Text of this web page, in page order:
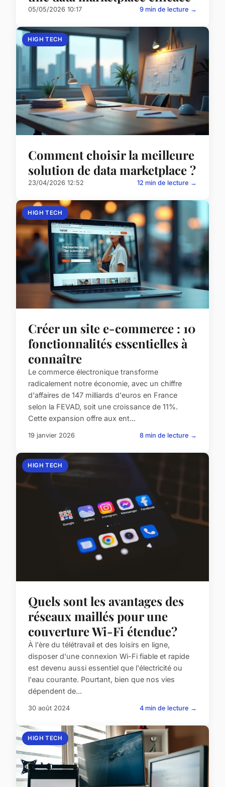
05/05/2026 10:17 9 min de lecture →
HIGH TECH
Comment choisir la meilleure
solution de data marketplace ?
23/04/2026 12:52 12 min de lecture →
HIGH TECH
Créer un site e-commerce : 10
fonctionnalités essentielles à
connaître
Le commerce électronique transforme
radicalement notre économie, avec un chiffre
d'affaires de 147 milliards d'euros en France
selon la FEVAD, soit une croissance de 11%.
Cette expansion offre aux ent...
19 janvier 2026 8 min de lecture →
HIGH TECH
Quels sont les avantages des
réseaux maillés pour une
couverture Wi-Fi étendue?
À l'ère du télétravail et des loisirs en ligne,
disposer d'une connexion Wi-Fi fiable et rapide
est devenu aussi essentiel que l'électricité ou
l'eau courante. Pourtant, bien que nos vies
dépendent de...
30 août 2024 4 min de lecture →
HIGH TECH